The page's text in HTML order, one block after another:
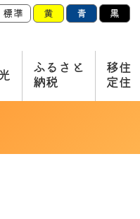
標準 黄 青 黒
ふるさと
納税
移住
定住